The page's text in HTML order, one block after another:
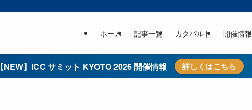
ホーム 記事一覧 カタパルト 開催情報
【NEW】ICC サミット KYOTO 2026 開催情報 詳しくはこちら